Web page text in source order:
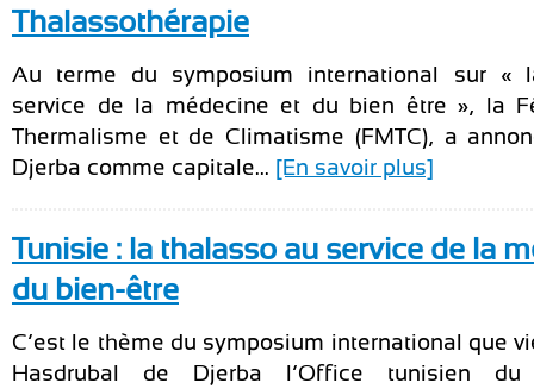
Thalassothérapie
Au terme du symposium international sur «
service de la médecine et du bien être », la
Thermalisme et de Climatisme (FMTC), a
Djerba comme capitale... [En savoir plus]
Tunisie : la thalasso au service de la
du bien-être
C’est le thème du symposium international que
Hasdrubal de Djerba l’Office tunisien